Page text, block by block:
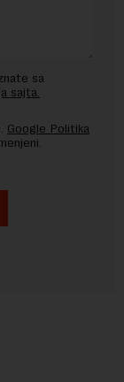
sa
sajta.
Google Politika